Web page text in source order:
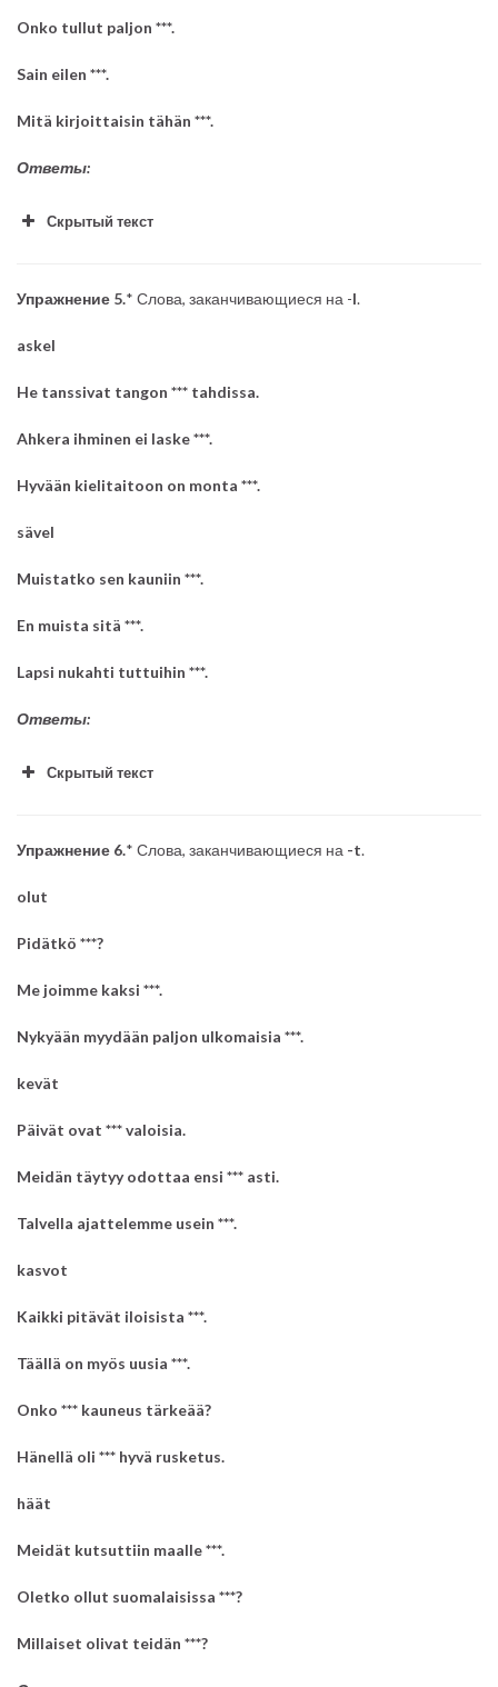
Onko tullut paljon ***.
Sain eilen ***.
Mitä kirjoittaisin tähän ***.
Ответы:
Скрытый текст
liike
tuote
perhe
pyyhe
kirje
Упражнение 5.* Слова, заканчивающиеся на -l.
askel
He tanssivat tangon *** tahdissa.
Ahkera ihminen ei laske ***.
Hyvään kielitaitoon on monta ***.
sävel
Muistatko sen kauniin ***.
En muista sitä ***.
Lapsi nukahti tuttuihin ***.
Ответы:
Скрытый текст
Упражнение 6.* Слова, заканчивающиеся на -t.
olut
Pidätkö ***?
Me joimme kaksi ***.
Nykyään myydään paljon ulkomaisia ***.
kevät
Päivät ovat *** valoisia.
Meidän täytyy odottaa ensi *** asti.
Talvella ajattelemme usein ***.
kasvot
Kaikki pitävät iloisista ***.
Täällä on myös uusia ***.
Onko *** kauneus tärkeää?
Hänellä oli *** hyvä rusketus.
häät
Meidät kutsuttiin maalle ***.
Oletko ollut suomalaisissa ***?
Millaiset olivat teidän ***?